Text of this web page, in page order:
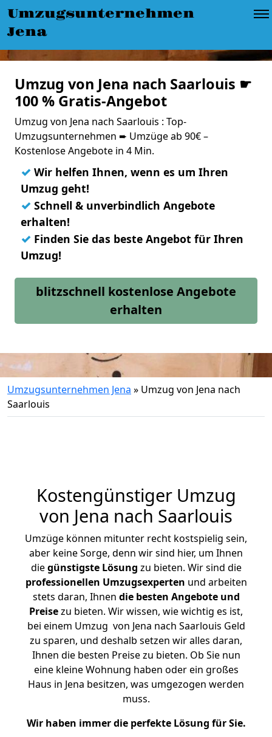
Umzugsunternehmen
Jena
Umzug von Jena nach Saarlouis ☛
100 % Gratis-Angebot
Umzug von Jena nach Saarlouis : Top-
Umzugsunternehmen ➨ Umzüge ab 90€ –
Kostenlose Angebote in 4 Min.
✓ Wir helfen Ihnen, wenn es um Ihren
Umzug geht!
✓ Schnell & unverbindlich Angebote
erhalten!
✓ Finden Sie das beste Angebot für Ihren
Umzug!
blitzschnell kostenlose Angebote
erhalten
Umzugsunternehmen Jena » Umzug von Jena nach
Saarlouis
Kostengünstiger Umzug
von Jena nach Saarlouis
Umzüge können mitunter recht kostspielig sein,
aber keine Sorge, denn wir sind hier, um Ihnen
diegünstigste Lösung zu bieten. Wir sind die
professionellen Umzugsexperten und arbeiten
stets daran, Ihnen die besten Angebote und
Preisezu bieten. Wir wissen, wie wichtig es ist,
bei einem Umzug von Jena nach Saarlouis Geld
zu sparen, und deshalb setzen wir alles daran,
Ihnen die besten Preise zu bieten. Ob Sie nun
eine kleine Wohnung haben oder ein großes
Haus in Jena besitzen, was umgezogen werden
muss.
Wir haben immer die perfekte Lösung für Sie.